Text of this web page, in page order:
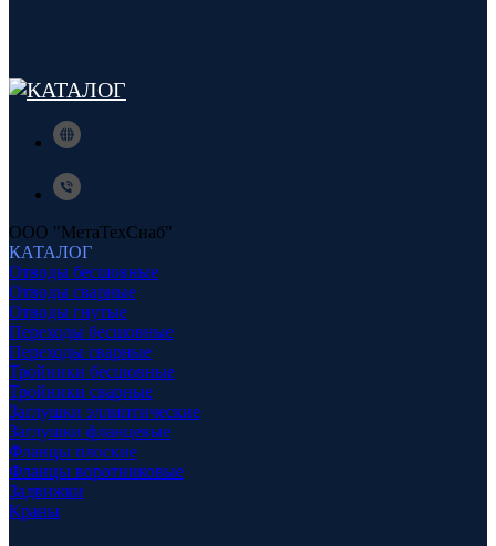
ООО "МетаТехСнаб"
КАТАЛОГ
Отводы бесшовные
Отводы сварные
Отводы гнутые
Переходы бесшовные
Переходы сварные
Тройники бесшовные
Тройники сварные
Заглушки эллиптические
Заглушки фланцевые
Фланцы плоские
Фланцы воротниковые
Задвижки
Краны